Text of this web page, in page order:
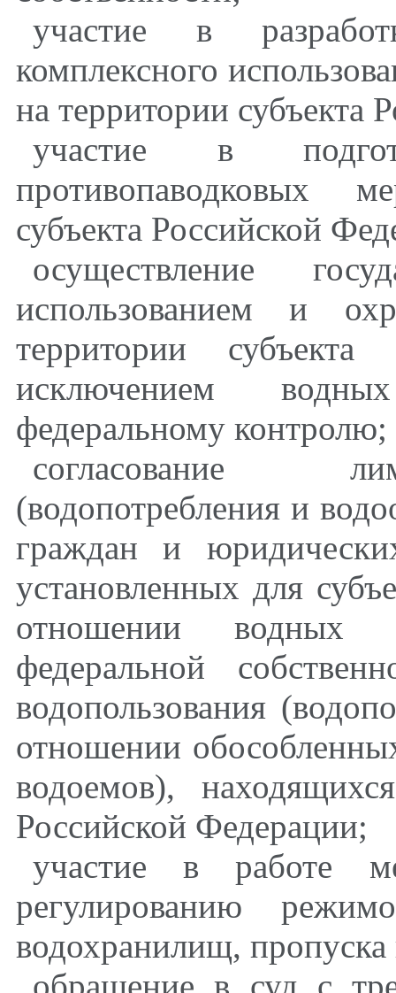
участие в
комплексного
на территории субъекта
участие в
противопаводковых
субъекта Российской
осуществление
использованием и
территории
исключением
федеральному контролю;
согласование
(водопотребления и
граждан и
установленных для
отношении водных
федеральной
водопользования
отношении
водоемов),
Российской Федерации;
участие в работе
регулированию
водохранилищ, пропуска